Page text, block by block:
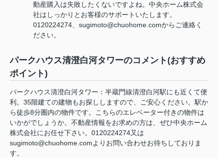
動産購入は失敗したくないですよね。中央ホーム株式会
社はしっかりとお客様のサポートいたします。
0120224274、sugimoto@chuohome.comからご連絡く
ださい。
パークハウス清澄白河タワーのコメント(おすすめ
ポイント)
パークハウス清澄白河タワー：半蔵門線清澄白河駅にも近くて便
利。35階建ての建物もお探ししますので、ご安心ください。駅か
ら徒歩8分圏内の物件です。こちらのエレベーター付きの物件は
いかがでしょうか。不動産情報をお求めの方は、ぜひ中央ホーム
株式会社にお任せ下さい。0120224274又は
sugimoto@chuohome.comよりお問い合わせお待ちしておりま
す。